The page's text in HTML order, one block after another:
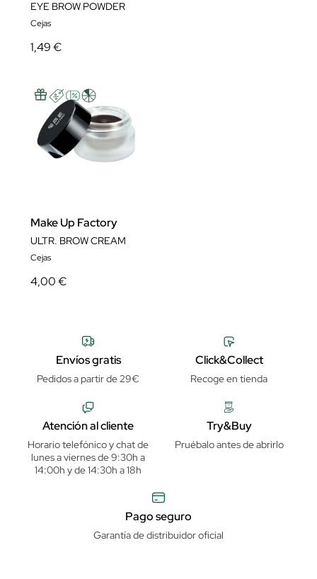
EYE BROW POWDER
Cejas
1,49 €
Make Up Factory
ULTR. BROW CREAM
Cejas
4,00 €
Envíos gratis
Pedidos a partir de 29€
Click&Collect
Recoge en tienda
Atención al cliente
Horario telefónico y chat de
lunes a viernes de 9:30h a
14:00h y de 14:30h a 18h
Try&Buy
Pruébalo antes de abrirlo
Pago seguro
Garantía de distribuidor oficial